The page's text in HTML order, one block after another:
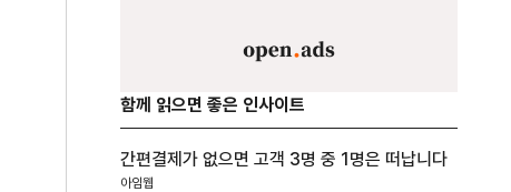
함께 읽으면 좋은 인사이트
간편결제가 없으면 고객 3명 중 1명은 떠납니다
아임웹